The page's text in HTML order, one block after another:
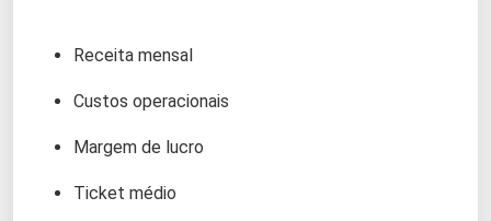
Receita mensal
Custos operacionais
Margem de lucro
Ticket médio